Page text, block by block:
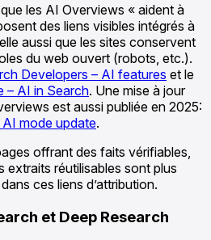
les AI Overviews « aident à
des liens visibles intégrés à
aussi que les sites conservent
du web ouvert (robots, etc.).
Developers – AI features et le
– AI in Search. Une mise à jour
est aussi publiée en 2025:
mode update.
offrant des faits vérifiables,
extraits réutilisables sont plus
ces liens d’attribution.
et Deep Research